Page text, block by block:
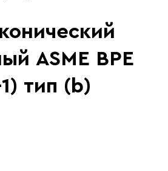
ASME BPE
тип (b)